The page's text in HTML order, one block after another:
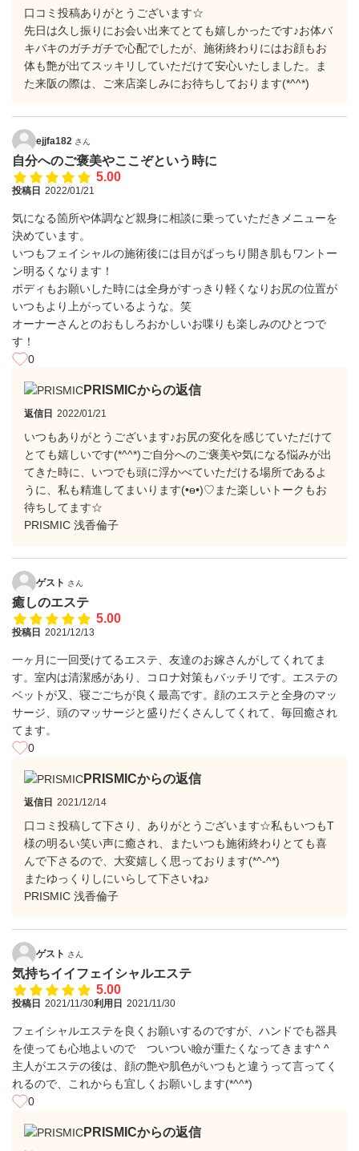
口コミ投稿ありがとうございます☆
先日は久し振りにお会い出来てとても嬉しかったです♪お体バ
キバキのガチガチで心配でしたが、施術終わりにはお顔もお
体も艶が出てスッキリしていただけて安心いたしました。ま
た来阪の際は、ご来店楽しみにお待ちしております(*^^*)
ejjfa182 さん
自分へのご褒美やここぞという時に
5.00
投稿日 2022/01/21
気になる箇所や体調など親身に相談に乗っていただきメニューを
決めています。
いつもフェイシャルの施術後には目がぱっちり開き肌もワントー
ン明るくなります！
ボディもお願いした時には全身がすっきり軽くなりお尻の位置が
いつもより上がっているような。笑
オーナーさんとのおもしろおかしいお喋りも楽しみのひとつで
す！
0
PRISMICからの返信
返信日 2022/01/21
いつもありがとうございます♪お尻の変化を感じていただけて
とても嬉しいです(*^^*)ご自分へのご褒美や気になる悩みが出
てきた時に、いつでも頭に浮かべていただける場所であるよ
うに、私も精進してまいります(•ө•)♡また楽しいトークもお
待ちしてます☆
PRISMIC 浅香倫子
ゲスト さん
癒しのエステ
5.00
投稿日 2021/12/13
一ヶ月に一回受けてるエステ、友達のお嫁さんがしてくれてま
す。室内は清潔感があり、コロナ対策もバッチリです。エステの
ベットが又、寝ごごちが良く最高です。顔のエステと全身のマッ
サージ、頭のマッサージと盛りだくさんしてくれて、毎回癒され
てます。
0
PRISMICからの返信
返信日 2021/12/14
口コミ投稿して下さり、ありがとうございます☆私もいつもT
様の明るい笑い声に癒され、またいつも施術終わりとても喜
んで下さるので、大変嬉しく思っております(*^-^*)
またゆっくりしにいらして下さいね♪
PRISMIC 浅香倫子
ゲスト さん
気持ちイイフェイシャルエステ
5.00
投稿日 2021/11/30利用日 2021/11/30
フェイシャルエステを良くお願いするのですが、ハンドでも器具
を使っても心地よいので ついつい瞼が重たくなってきます^ ^
主人がエステの後は、顔の艶や肌色がいつもと違うって言ってく
れるので、これからも宜しくお願いします(*^^*)
0
PRISMICからの返信